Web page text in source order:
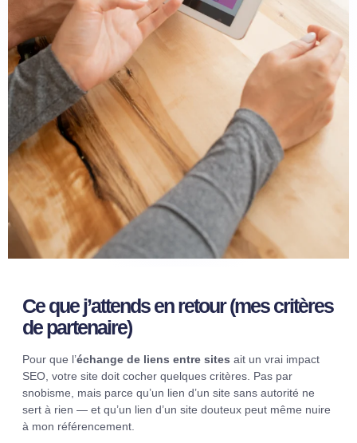
Ce que j’attends en retour (mes critères
de partenaire)
Pour que l’échange de liens entre sites ait un vrai impact
SEO, votre site doit cocher quelques critères. Pas par
snobisme, mais parce qu’un lien d’un site sans autorité ne
sert à rien — et qu’un lien d’un site douteux peut même nuire
à mon référencement.